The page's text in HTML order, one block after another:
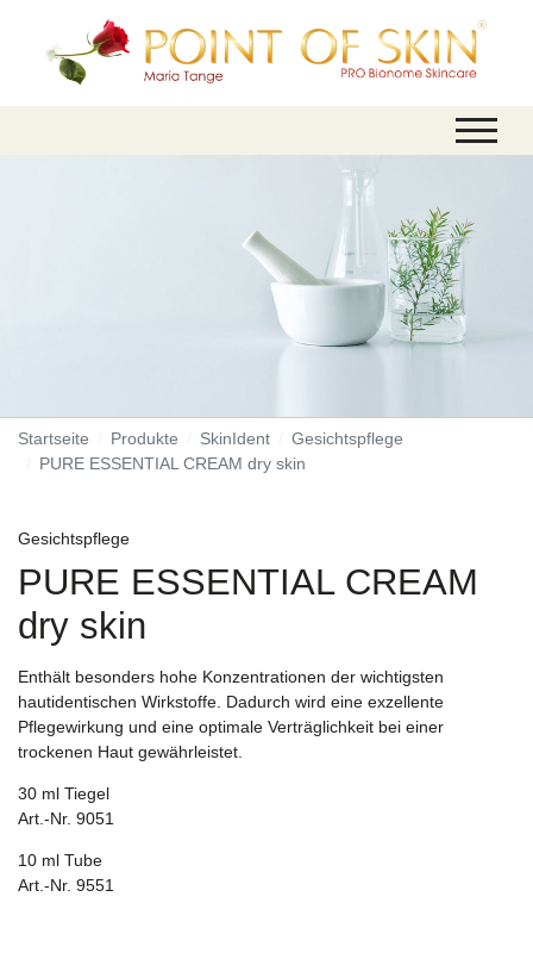
Startseite Produkte SkinIdent
Gesichtspflege
PURE ESSENTIAL CREAM dry skin
Gesichtspflege
PURE ESSENTIAL CREAM
dry skin
Enthält besonders hohe Konzentrationen der wichtigsten
hautidentischen Wirkstoffe. Dadurch wird eine exzellente
Pflegewirkung und eine optimale Verträglichkeit bei einer
trockenen Haut gewährleistet.
30 ml Tiegel
Art.-Nr. 9051
10 ml Tube
Art.-Nr. 9551